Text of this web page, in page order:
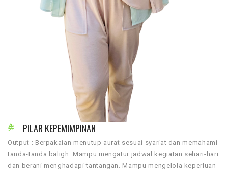
PILAR KEPEMIMPINAN
Output : Berpakaian menutup aurat sesuai syariat dan memahami
tanda-tanda baligh. Mampu mengatur jadwal kegiatan sehari-hari
dan berani menghadapi tantangan. Mampu mengelola keperluan